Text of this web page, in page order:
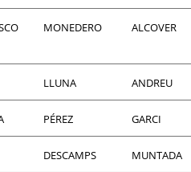
MONEDERO ALCOVER
LLUNA ANDREU
PÉREZ GARCI
DESCAMPS MUNTADA